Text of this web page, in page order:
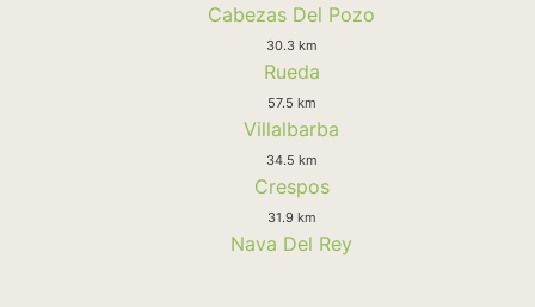
Cabezas Del Pozo
30.3 km
Rueda
57.5 km
Villalbarba
34.5 km
Crespos
31.9 km
Nava Del Rey